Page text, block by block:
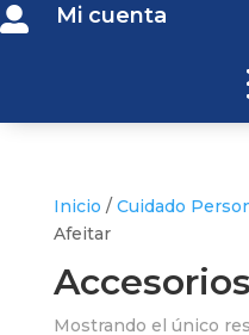
 Mi cuenta
Inicio / Cuidado
Afeitar
Mostrando el único